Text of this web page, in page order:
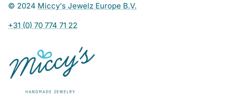
© 2024 Miccy's Jewelz Europe B.V.
+31 (0) 70 774 71 22